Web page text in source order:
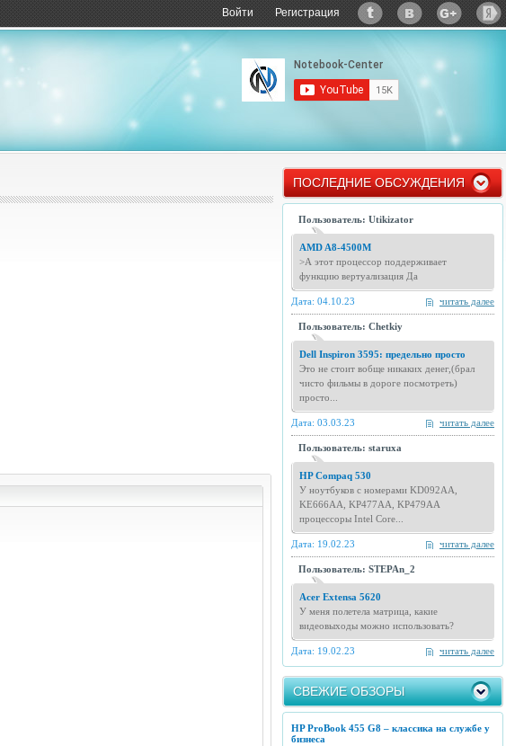
Войти Регистрация
ПОСЛЕДНИЕ ОБСУЖДЕНИЯ
Пользователь: Utikizator
AMD A8-4500M
>А этот процессор поддерживает
функцию вертуализация Да
читать далее
Дата: 04.10.23
Пользователь: Chetkiy
Dell Inspiron 3595: предельно просто
Это не стоит вобще никаких денег,(брал
чисто фильмы в дороге посмотреть)
просто...
читать далее
Дата: 03.03.23
Пользователь: staruxa
HP Compaq 530
У ноутбуков с номерами KD092AA,
KE666AA, KP477AA, KP479AA
процессоры Intel Core...
читать далее
Дата: 19.02.23
Пользователь: STEPAn_2
Acer Extensa 5620
У меня полетела матрица, какие
видеовыходы можно использовать?
читать далее
Дата: 19.02.23
СВЕЖИЕ ОБЗОРЫ
HP ProBook 455 G8 – классика на службе у
бизнеса